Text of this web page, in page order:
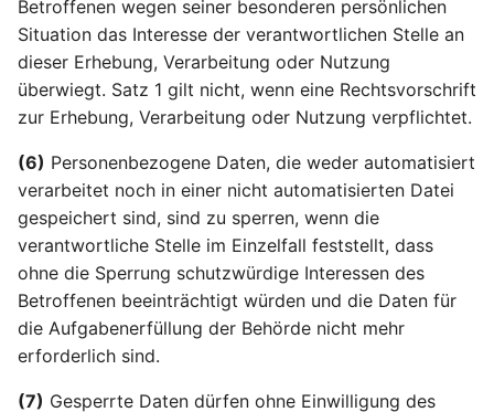
Automatisierte
Entscheidungen im
Einzelfall einschließlich
Profiling
Artikel 23 DSGVO
Beschränkungen
Schutzes
personenbezogener
betroffenen Person
Datenschutz-
Folgenabschätzung
Artikel 36 DSGVO
Vorherige Konsultation
Artikel 37 DSGVO
Aufgaben des Vorsitzes
Artikel 75 DSGVO
Sekretariat
Vertraulichkeit
Profilerstellung und
Identifizierung*
Datenschutzgesetz
Rheinland-Pfalz
(RLPLDSG)
Betroffenen wegen seiner besonderen persönlichen
Situation das Interesse der verantwortlichen Stelle an
dieser Erhebung, Verarbeitung oder Nutzung
überwiegt. Satz 1 gilt nicht, wenn eine Rechtsvorschrift
zur Erhebung, Verarbeitung oder Nutzung verpflichtet.
(6) Personenbezogene Daten, die weder automatisiert
verarbeitet noch in einer nicht automatisierten Datei
gespeichert sind, sind zu sperren, wenn die
verantwortliche Stelle im Einzelfall feststellt, dass
ohne die Sperrung schutzwürdige Interessen des
Betroffenen beeinträchtigt würden und die Daten für
die Aufgabenerfüllung der Behörde nicht mehr
erforderlich sind.
(7) Gesperrte Daten dürfen ohne Einwilligung des